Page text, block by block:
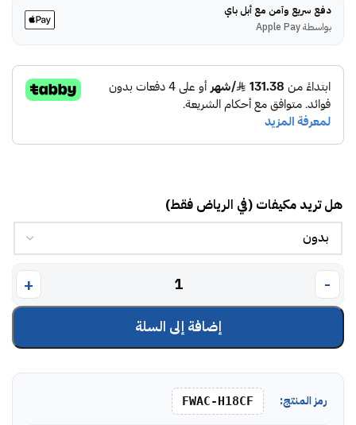
دفع سريع وآمن مع أبل باي
بواسطة Apple Pay
هل تريد مكيفات (في الرياض فقط)
إضافة إلى السلة
رمز المنتج: FWAC-H18CF